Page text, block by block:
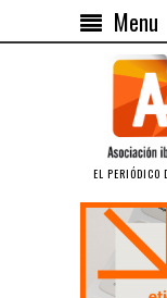
Menu
EL PERIÓDICO